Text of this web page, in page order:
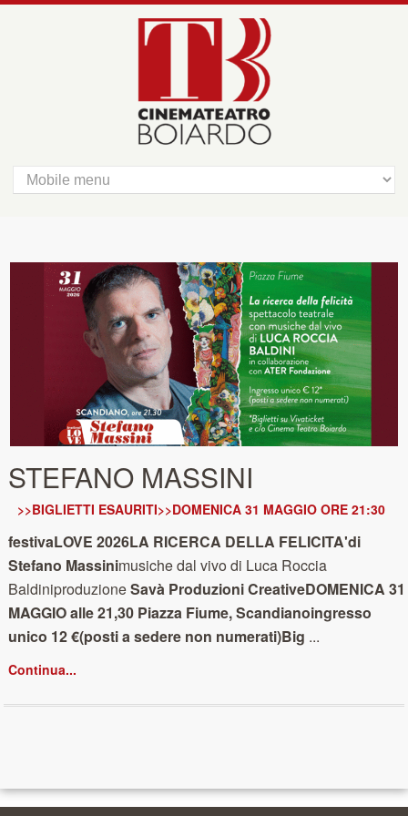
STEFANO MASSINI
>>BIGLIETTI ESAURITI>>DOMENICA 31 MAGGIO ORE 21:30
festivaLOVE 2026LA RICERCA DELLA FELICITA'di
Stefano Massinimusiche dal vivo di Luca Roccia
BaldiniproduzioneSavà Produzioni CreativeDOMENICA 31
MAGGIO alle 21,30 Piazza Fiume, Scandianoingresso
unico 12 €(posti a sedere non numerati)Big ...
Continua...